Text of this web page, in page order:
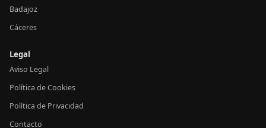
Badajoz
Cáceres
Legal
Aviso Legal
Política de Cookies
Política de Privacidad
Contacto